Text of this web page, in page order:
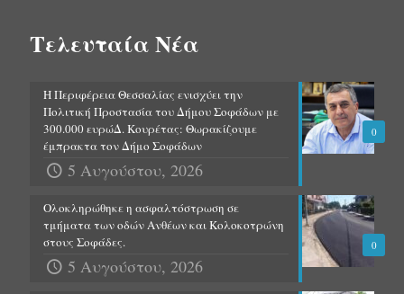
Τελευταία Νέα
0
Η Περιφέρεια Θεσσαλίας ενισχύει την
Πολιτική Προστασία του Δήμου Σοφάδων με
300.000 ευρώΔ. Κουρέτας: Θωρακίζουμε
έμπρακτα τον Δήμο Σοφάδων
5 Αυγούστου, 2026
0
Ολοκληρώθηκε η ασφαλτόστρωση σε
τμήματα των οδών Ανθέων και Κολοκοτρώνη
στους Σοφάδες.
5 Αυγούστου, 2026